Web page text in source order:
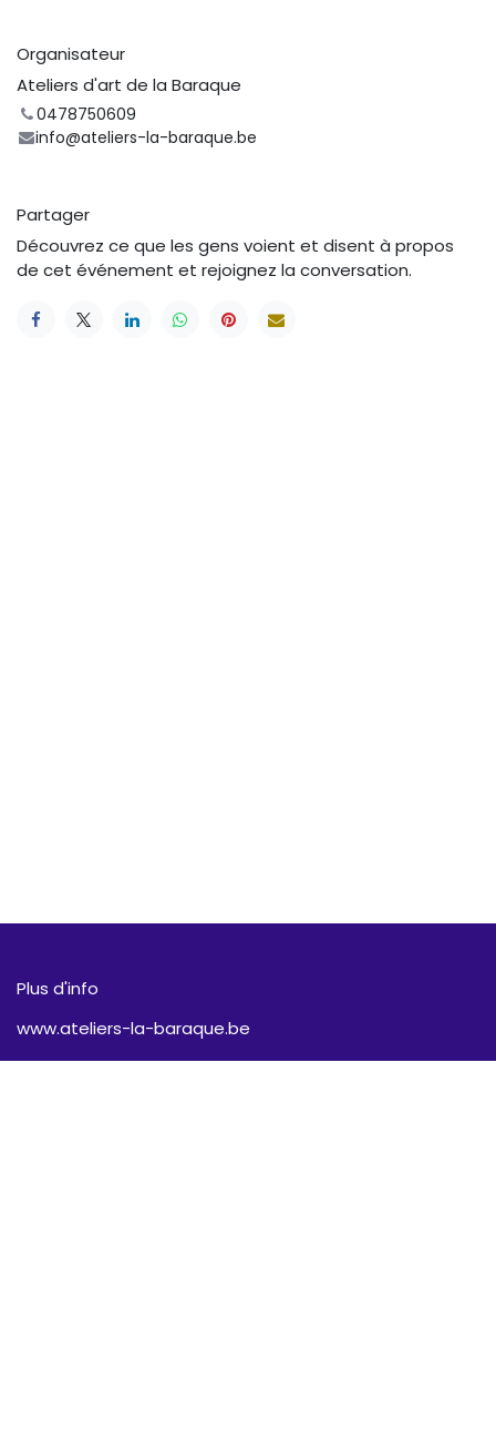
Organisateur
Ateliers d'art de la Baraque
0478750609
info@ateliers-la-baraque.be
Partager
Découvrez ce que les gens voient et disent à propos
de cet événement et rejoignez la conversation.
Plus d'info
www.ateliers-la-baraque.be